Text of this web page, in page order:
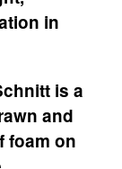
in
is a
and
foam on